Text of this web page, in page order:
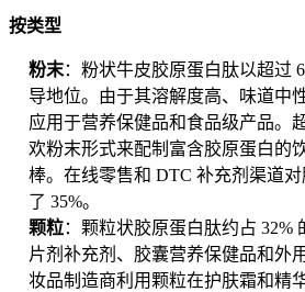
按类型
粉末：粉状牛皮胶原蛋白肽以超过
导地位。由于其溶解度高、味道中
应用于营养保健品和食品级产品。
欢粉末形式来配制富含胶原蛋白的
棒。在线零售和 DTC 补充剂渠道
了 35%。
颗粒：颗粒状胶原蛋白肽约占 32%
片剂补充剂、胶囊营养保健品和外
妆品制造商利用颗粒在护肤霜和精